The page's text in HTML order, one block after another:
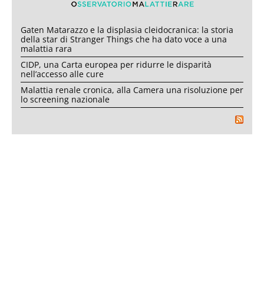
Gaten Matarazzo e la displasia cleidocranica: la storia
della star di Stranger Things che ha dato voce a una
malattia rara
CIDP, una Carta europea per ridurre le disparità
nell’accesso alle cure
Malattia renale cronica, alla Camera una risoluzione per
lo screening nazionale